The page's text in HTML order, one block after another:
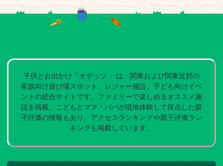
子供とお出かけ「オデッソ 」は、関東および関東近郊の
家族向け遊び場スポット、レジャー施設、子ども向けイベ
ントの総合サイトです。ファミリーで楽しめるオススメ施
設を掲載。こどもとママ・パパが現地体験して採点した親
子評価の情報もあり。アクセスランキングや親子評価ラン
キングも掲載しています。